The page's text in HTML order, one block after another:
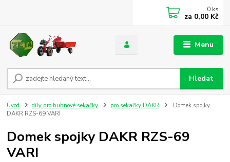
Menu
Hledat
0 ks
za 0,00 Kč
Úvod díly pro bubnové sekačky pro sekačky DAKR
Domek spojky
DAKR RZS-69 VARI
Domek spojky DAKR RZS-69
VARI